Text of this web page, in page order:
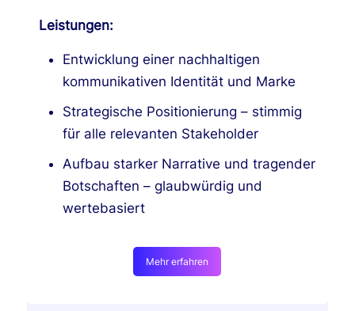
Leistungen:
Entwicklung einer nachhaltigen
kommunikativen Identität und Marke
Strategische Positionierung – stimmig
für alle relevanten Stakeholder
Aufbau starker Narrative und tragender
Botschaften – glaubwürdig und
wertebasiert
Mehr erfahren